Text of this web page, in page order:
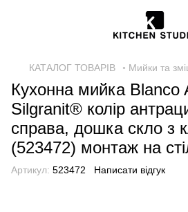
КАТАЛОГ ТОВАРІВ ◦ Мийки та
Кухонна мийка Blanco
Silgranit® колір
справа, дошка скло з
(523472) монтаж на
Артикул: 523472 Написати відгук